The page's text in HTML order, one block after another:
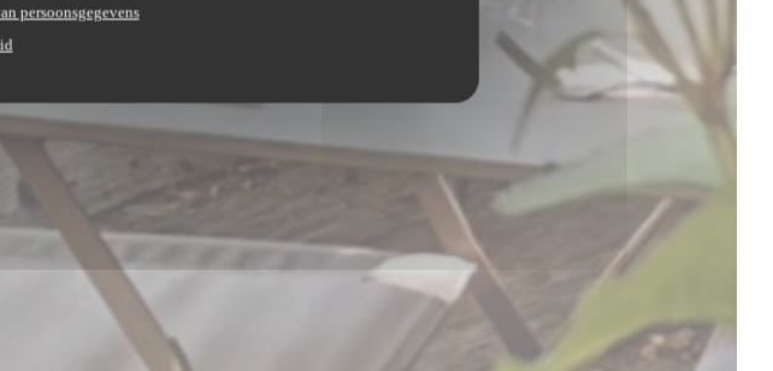
persoonsgegevens